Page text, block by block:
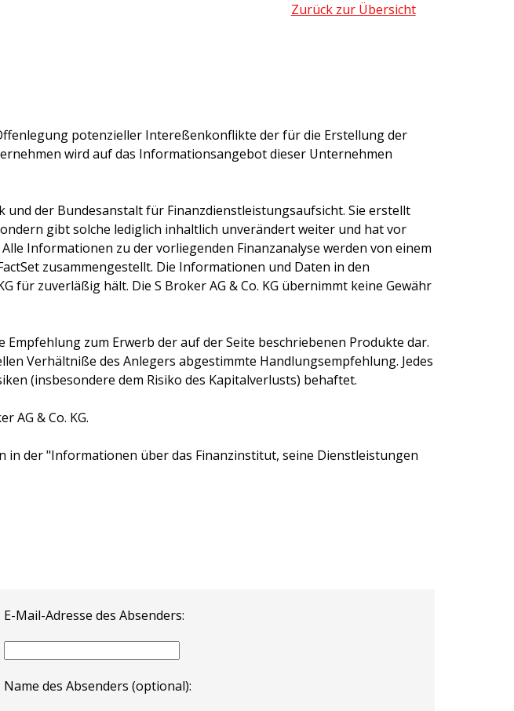
Zurück zur Übersicht
potenzieller Intereßenkonflikte der für die Erstellung der
wird auf das Informationsangebot dieser Unternehmen
der Bundesanstalt für Finanzdienstleistungsaufsicht. Sie erstellt
gibt solche lediglich inhaltlich unverändert weiter und hat vor
Informationen zu der vorliegenden Finanzanalyse werden von einem
zusammengestellt. Die Informationen und Daten in den
für zuverläßig hält. Die S Broker AG & Co. KG übernimmt keine Gewähr
zum Erwerb der auf der Seite beschriebenen Produkte dar.
Verhältniße des Anlegers abgestimmte Handlungsempfehlung. Jedes
(insbesondere dem Risiko des Kapitalverlusts) behaftet.
AG & Co. KG.
der "Informationen über das Finanzinstitut, seine Dienstleistungen
E-Mail-Adresse des Absenders:
Name des Absenders (optional):